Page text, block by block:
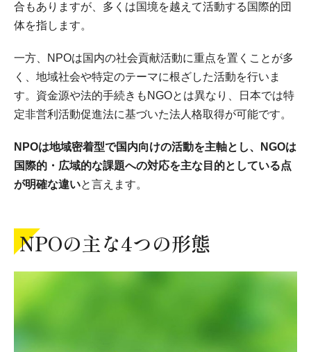
合もありますが、多くは国境を越えて活動する国際的団
体を指します。
一方、NPOは国内の社会貢献活動に重点を置くことが多
く、地域社会や特定のテーマに根ざした活動を行いま
す。資金源や法的手続きもNGOとは異なり、日本では特
定非営利活動促進法に基づいた法人格取得が可能です。
NPOは地域密着型で国内向けの活動を主軸とし、NGOは
国際的・広域的な課題への対応を主な目的としている点
が明確な違いと言えます。
NPOの主な4つの形態